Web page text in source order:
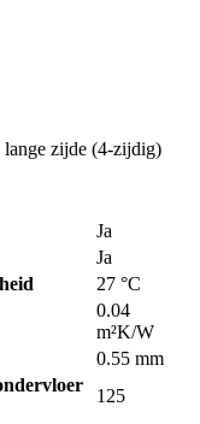
lange zijde (4-zijdig)
Ja
Ja
27 °C
0.04
m²K/W
0.55 mm
125